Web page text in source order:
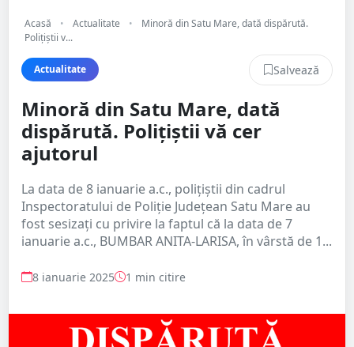
Acasă • Actualitate •
Minoră din Satu Mare, dată dispărută.
Polițiștii v...
Actualitate Salvează
Minoră din Satu Mare, dată
dispărută. Polițiștii vă cer
ajutorul
La data de 8 ianuarie a.c., polițiștii din cadrul
Inspectoratului de Poliție Județean Satu Mare au
fost sesizați cu privire la faptul că la data de 7
ianuarie a.c., BUMBAR ANITA-LARISA, în vârstă de 1...
8 ianuarie 2025 1 min citire